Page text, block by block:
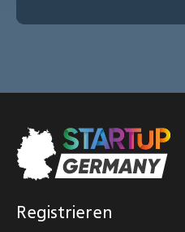
Registrieren